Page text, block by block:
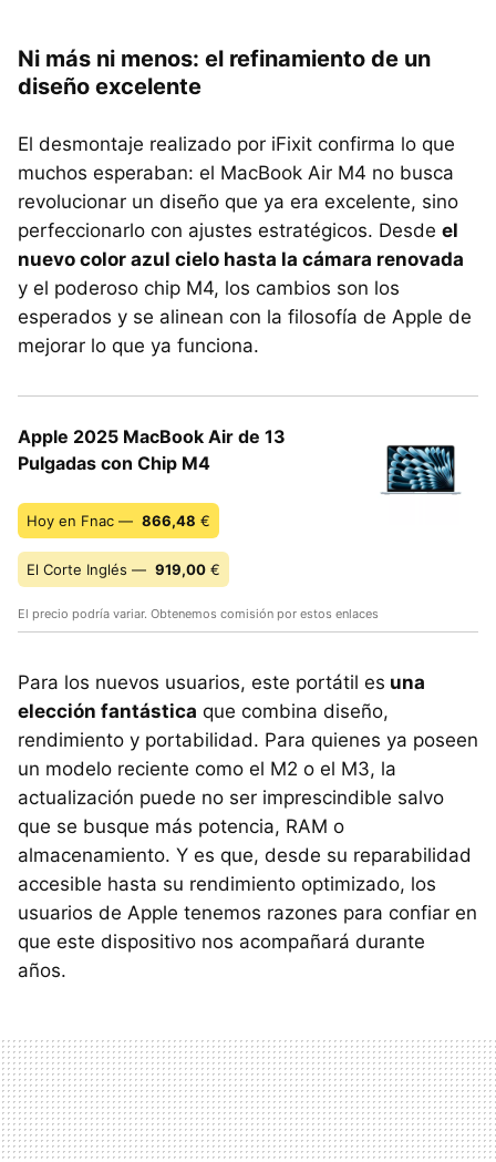
Ni más ni menos: el refinamiento de un
diseño excelente
El desmontaje realizado por iFixit confirma lo que
muchos esperaban: el MacBook Air M4 no busca
revolucionar un diseño que ya era excelente, sino
perfeccionarlo con ajustes estratégicos. Desde el
nuevo color azul cielo hasta la cámara renovada
y el poderoso chip M4, los cambios son los
esperados y se alinean con la filosofía de Apple de
mejorar lo que ya funciona.
Apple 2025 MacBook Air de 13
Pulgadas con Chip M4
Hoy en Fnac — 866,48 €
El Corte Inglés — 919,00 €
El precio podría variar. Obtenemos comisión por estos enlaces
Para los nuevos usuarios, este portátil es una
elección fantástica que combina diseño,
rendimiento y portabilidad. Para quienes ya poseen
un modelo reciente como el M2 o el M3, la
actualización puede no ser imprescindible salvo
que se busque más potencia, RAM o
almacenamiento. Y es que, desde su reparabilidad
accesible hasta su rendimiento optimizado, los
usuarios de Apple tenemos razones para confiar en
que este dispositivo nos acompañará durante
años.